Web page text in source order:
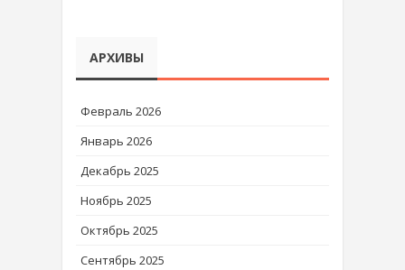
АРХИВЫ
Февраль 2026
Январь 2026
Декабрь 2025
Ноябрь 2025
Октябрь 2025
Сентябрь 2025